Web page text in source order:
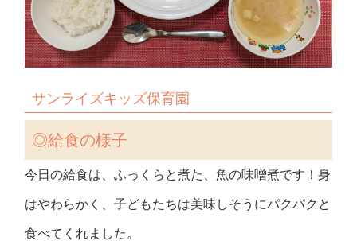
サンライズキッズ保育園
◎給食の様子
今日の給食は、ふっくらと煮た、魚の味噌煮です！身
はやわらかく、子どもたちは美味しそうにパクパクと
食べてくれました。